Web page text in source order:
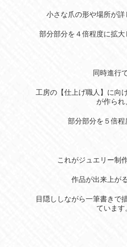
小さな爪の形や場所が
部分部分を４倍程度に拡大
同時進行で
工房の【仕上げ職人】に向
が作られ
部分部分を５倍程
これがジュエリー制
作品が出来上が
目隠ししながら一筆書きで
ています